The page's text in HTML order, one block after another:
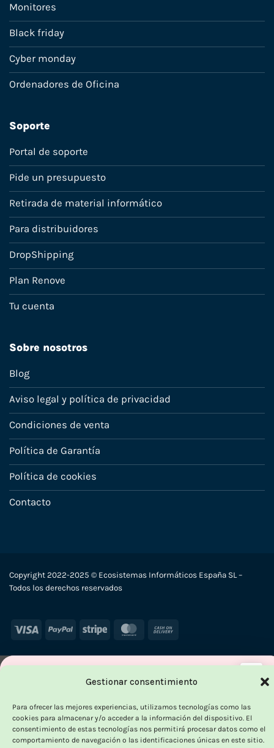
Gestionar consentimiento
Para ofrecer las mejores experiencias, utilizamos tecnologías como las
cookies para almacenar y/o acceder a la información del dispositivo. El
consentimiento de estas tecnologías nos permitirá procesar datos como el
comportamiento de navegación o las identificaciones únicas en este sitio.
Monitores
Black friday
Cyber monday
Ordenadores de Oficina
Soporte
Portal de soporte
Pide un presupuesto
Retirada de material informático
Para distribuidores
DropShipping
Plan Renove
Tu cuenta
Sobre nosotros
Blog
Aviso legal y política de privacidad
Condiciones de venta
Política de Garantía
Política de cookies
Contacto
Copyright 2022-2025 © Ecosistemas Informáticos España SL –
Todos los derechos reservados
Visa PayPal Stripe MasterCard
-
OUTLET VORPC